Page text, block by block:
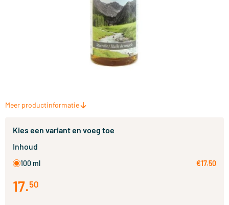
Meer productinformatie
Kies een variant en voeg toe
Inhoud
100 ml €17.50
17.50